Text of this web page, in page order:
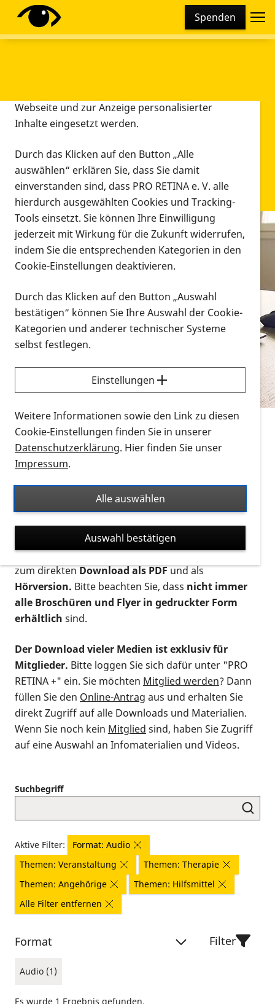
Spenden
Infomaterial
Infomaterial
Vorlesen
Alle Infomaterialien in verschiedenen
Formaten an einem Ort
Sie möchten wissen, wie Sie nach Infonmaterial
suchen und dieses bestellen bzw. herunterladen
können? Schauen Sie sich dieErklärvideos zum
Thema Infomaterial auf der PRO RETINA-Website
für blinde und sehbehinderte Menschen an.
Auf dieser Seite finden Sie sämtliches Infomaterial
Ort. Nutzen Sie den Formatfilter, um ausschließlich
nach Flyern und Broschüren, Audios oder Videos zu
suchen. Die meisten Flyer und Broschüren werden in
verschiedenen Formaten angeboten: zur
postalischen Bestellung als gedruckte Variante
zum direktenDownload als PDFund als
Hörversion. Bitte beachten Sie, dass nicht immer
alle Broschüren und Flyer in gedruckter Form
erhältlich sind.
Der Download vieler Medien ist exklusiv für
Mitglieder. Bitte loggen Sie sich dafür unter "PRO
RETINA +" ein. Sie möchten Mitglied werden? Dann
füllen Sie den Online-Antrag aus und erhalten Sie
direkt Zugriff auf alle Downloads und Materialien.
Wenn Sie noch kein Mitglied sind, haben Sie Zugriff
auf eine Auswahl an Infomaterialien und Videos.
Suchbegriff
Aktive Filter:
Format: Audio
Themen: Veranstaltung
Themen: Therapie
Themen: Angehörige
Themen: Hilfsmittel
Alle Filter entfernen
Format
Audio (1)
Filter
Es wurde 1 Ergebnis gefunden.
Diese Webseite setzt verschiedene Cookies und
Tracking-Tools ein. Dies beinhaltet Cookies und
Webseite und zur Anzeige personalisierter
Inhalte eingesetzt werden.
Durch das Klicken auf den Button „Alle
auswählen“ erklären Sie, dass Sie damit
einverstanden sind, dass PRO RETINA e. V. alle
hierdurch ausgewählten Cookies und Tracking-
Tools einsetzt. Sie können Ihre Einwilligung
jederzeit mit Wirkung für die Zukunft widerrufen,
indem Sie die entsprechenden Kategorien in den
Cookie-Einstellungen deaktivieren.
Durch das Klicken auf den Button „Auswahl
bestätigen“ können Sie Ihre Auswahl der Cookie-
Kategorien und anderer technischer Systeme
selbst festlegen.
Einstellungen
Weitere Informationen sowie den Link zu diesen
Cookie-Einstellungen finden Sie in unserer
Datenschutzerklärung. Hier finden Sie unser
Impressum.
Alle auswählen
Auswahl bestätigen